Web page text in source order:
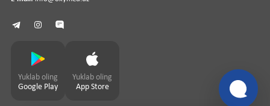
Yuklab oling
Google Play
Yuklab oling
App Store